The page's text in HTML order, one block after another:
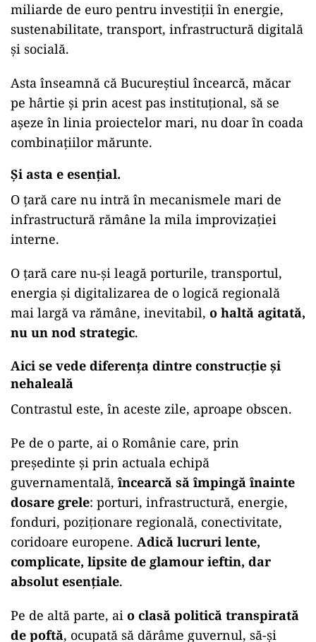
miliarde de euro pentru investiții în energie,
sustenabilitate, transport, infrastructură digitală
și socială.
Asta înseamnă că Bucureștiul încearcă, măcar
pe hârtie și prin acest pas instituțional, să se
așeze în linia proiectelor mari, nu doar în coada
combinațiilor mărunte.
Și asta e esențial.
O țară care nu intră în mecanismele mari de
infrastructură rămâne la mila improvizației
interne.
O țară care nu-și leagă porturile, transportul,
energia și digitalizarea de o logică regională
mai largă va rămâne, inevitabil, o haltă agitată,
nu un nod strategic.
Aici se vede diferența dintre construcție și
nehaleală
Contrastul este, în aceste zile, aproape obscen.
Pe de o parte, ai o Românie care, prin
președinte și prin actuala echipă
guvernamentală, încearcă să împingă înainte
dosare grele: porturi, infrastructură, energie,
fonduri, poziționare regională, conectivitate,
coridoare europene. Adică lucruri lente,
complicate, lipsite de glamour ieftin, dar
absolut esențiale.
Pe de altă parte, ai o clasă politică transpirată
de poftă, ocupată să dărâme guvernul, să-și